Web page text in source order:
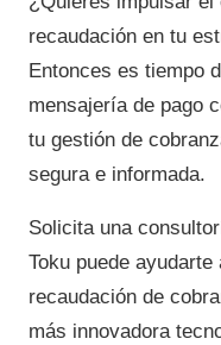
recaudación en tu
Entonces es tiempo
mensajería de pago
tu gestión de
segura e informada.
Solicita una
Toku puede
recaudación de
más innovadora